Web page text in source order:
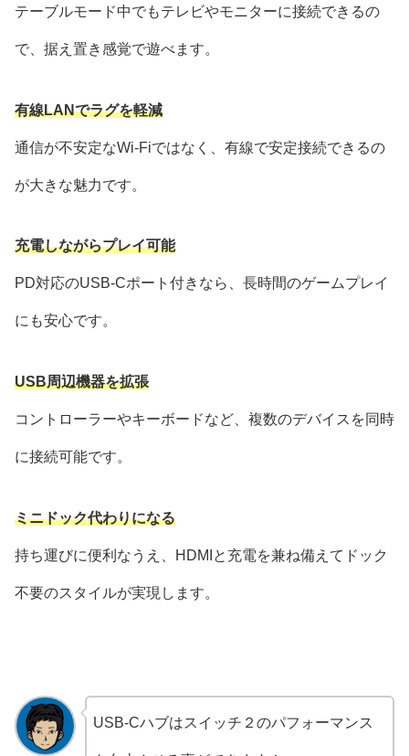
テーブルモード中でもテレビやモニターに接続できるの
で、据え置き感覚で遊べます。
有線LANでラグを軽減
通信が不安定なWi-Fiではなく、有線で安定接続できるの
が大きな魅力です。
充電しながらプレイ可能
PD対応のUSB-Cポート付きなら、長時間のゲームプレイ
にも安心です。
USB周辺機器を拡張
コントローラーやキーボードなど、複数のデバイスを同時
に接続可能です。
ミニドック代わりになる
持ち運びに便利なうえ、HDMIと充電を兼ね備えてドック
不要のスタイルが実現します。
USB-Cハブはスイッチ２のパフォーマンス